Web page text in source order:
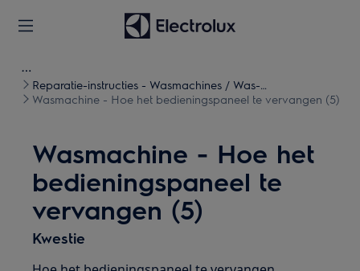
Reparatie-instructies - Wasmachines / Was-
droogcombinaties
Wasmachine - Hoe het bedieningspaneel te vervangen (5)
Wasmachine - Hoe het
bedieningspaneel te
vervangen (5)
Kwestie